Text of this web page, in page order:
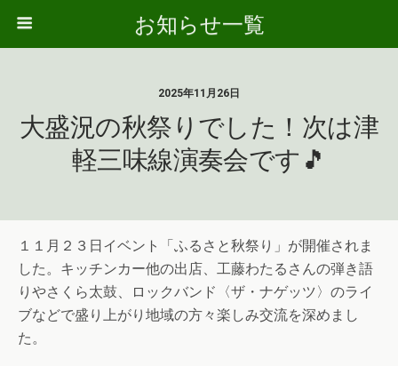
お知らせ一覧
2025年11月26日
大盛況の秋祭りでした！次は津
軽三味線演奏会です🎵
１１月２３日イベント「ふるさと秋祭り」が開催されま
した。キッチンカー他の出店、工藤わたるさんの弾き語
りやさくら太鼓、ロックバンド〈ザ・ナゲッツ〉のライ
ブなどで盛り上がり地域の方々楽しみ交流を深めまし
た。